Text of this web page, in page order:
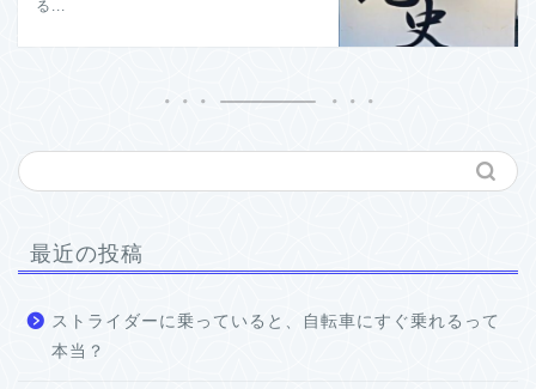
る...
最近の投稿
ストライダーに乗っていると、自転車にすぐ乗れるって
本当？